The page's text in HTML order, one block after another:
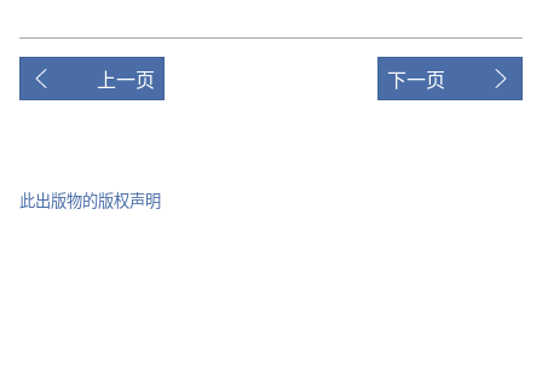
上一页 下一页
此出版物的版权声明